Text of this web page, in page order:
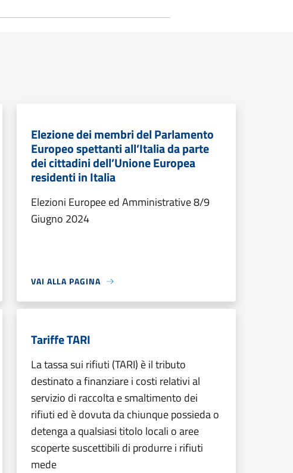
Elezione dei membri del Parlamento
Europeo spettanti all’Italia da parte
dei cittadini dell’Unione Europea
residenti in Italia
Elezioni Europee ed Amministrative 8/9
Giugno 2024
VAI ALLA PAGINA
Tariffe TARI
La tassa sui rifiuti (TARI) è il tributo
destinato a finanziare i costi relativi al
servizio di raccolta e smaltimento dei
rifiuti ed è dovuta da chiunque possieda o
detenga a qualsiasi titolo locali o aree
scoperte suscettibili di produrre i rifiuti
mede